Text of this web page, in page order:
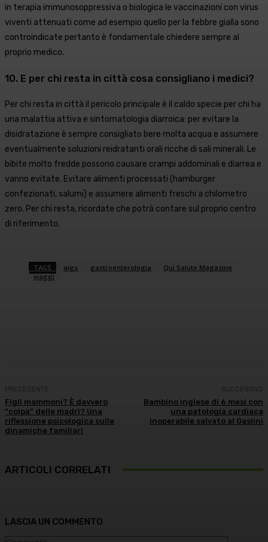
in terapia immunosoppressiva o biologica le vaccinazioni con virus
viventi attenuati come ad esempio quello per la febbre gialla sono
controindicate pertanto è fondamentale chiedere sempre al
proprio medico.
10. E per chi resta in città cosa consigliano i medici?
Per chi resta in città il pericolo principale è il caldo specie per chi ha
una malattia attiva e sintomatologia diarroica: per evitare la
disidratazione è sempre consigliato bere molta acqua e assumere
eventualmente soluzioni reidratanti orali ricche di sali minerali. Le
bibite molto fredde possono causare crampi addominali e diarrea e
vanno evitate. Evitare alimenti processati (hamburger
confezionati, salumi) e assumere alimenti freschi a chilometro
zero. Per chi resta, ricordate che potrà contare sul proprio centro
di riferimento.
TAGS aigo gastroenterologia
Qui Salute Magazine
viaggi
PRECEDENTE
Figli mammoni? È davvero
“colpa” delle madri? Una
riflessione psicologica sulle
dinamiche familiari
SUCCESSIVO
Bambino inglese di 6 mesi con
una patologia cardiaca
inoperabile salvato al Gaslini
ARTICOLI CORRELATI
LASCIA UN COMMENTO